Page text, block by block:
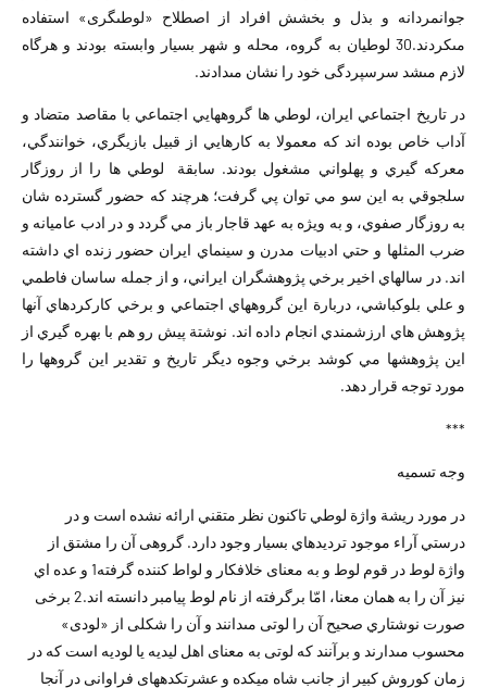
جوانمردانه و بذل و بخشش افراد از اصطلاح «لوطى‏گرى» استفاده
مى‏كردند.30 لوطيان به گروه، محله و شهر بسيار وابسته بودند و هرگاه
لازم مى‏شد سرسپردگى خود را نشان مى‏دادند.
در تاريخ اجتماعي ايران، لوطي ها گروههايي اجتماعي با مقاصد متضاد و
آداب خاص بوده اند که معمولا به کارهايي از قبيل بازيگري، خوانندگي،
معرکه گيري و پهلواني مشغول بودند. سابقة لوطي ها را از روزگار
سلجوقي به اين سو مي توان پي گرفت؛ هرچند که حضور گسترده شان
به روزگار صفوي، و به ويژه به عهد قاجار باز مي گردد و در ادب عاميانه و
ضرب المثلها و حتي ادبيات مدرن و سينماي ايران حضور زنده اي داشته
اند. در سالهاي اخير برخي پژوهشگران ايراني، و از جمله ساسان فاطمي
و علي بلوکباشي، دربارة اين گروههاي اجتماعي و برخي کارکردهاي آنها
پژوهش هاي ارزشمندي انجام داده اند. نوشتة پيش رو هم با بهره گيري از
اين پژوهشها مي کوشد برخي وجوه ديگر تاريخ و تقدير اين گروهها را
مورد توجه قرار دهد.
***
وجه تسميه
در مورد ريشة واژة لوطي تاکنون نظر متقني ارائه نشده است و در
درستي آراء موجود ترديدهاي بسيار وجود دارد. گروهى آن را مشتق از
واژة لوط در قوم لوط و به معناى خلافكار و لواط كننده گرفته1 و عده اي
نيز آن را به همان معنا، امّا برگرفته از نام لوط پيامبر دانسته اند.2 برخى
صورت نوشتاري صحيح آن را لوتى مى‏دانند و آن را شكلى از «لودى»
محسوب مى‏دارند و برآنند كه لوتى به معناى اهل ليديه يا لوديه است كه در
زمان كوروش كبير از جانب شاه ميكده و عشرتكده‏هاى فراوانى در آنجا